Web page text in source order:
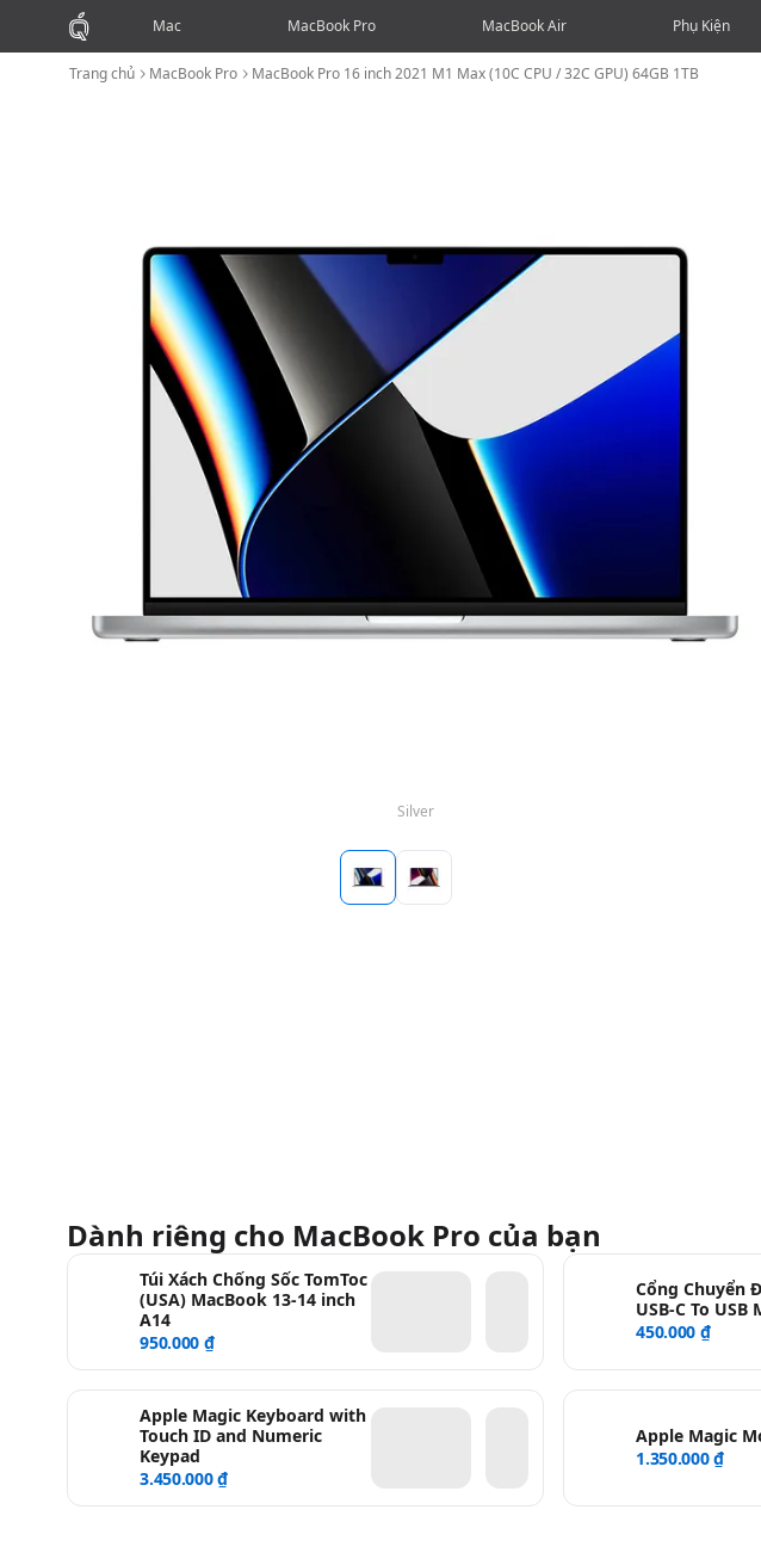
Mac MacBook Pro MacBook Air Phụ Kiện
Trang chủ MacBook Pro MacBook Pro 16 inch 2021 M1 Max (10C CPU / 32C GPU) 64GB 1TB
Silver
Dành riêng cho MacBook Pro của bạn
Túi Xách Chống Sốc TomToc
(USA) MacBook 13-14 inch
A14
950.000 ₫
Cổng Chuyển
USB-C To USB
450.000 ₫
Apple Magic Keyboard with
Touch ID and Numeric
Keypad
3.450.000 ₫
Apple Magic
1.350.000 ₫